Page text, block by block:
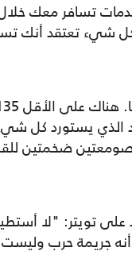
تسافر معك
شيء تعتقد أنك
ولم نبدأ حتى الآن في تقييم الأضرار الذي تسببت بها هذه القنبلة
للبلد الذي يستورد كل
صومعتين ضخمتين
تويتر: "لا
جريمة حرب وليست